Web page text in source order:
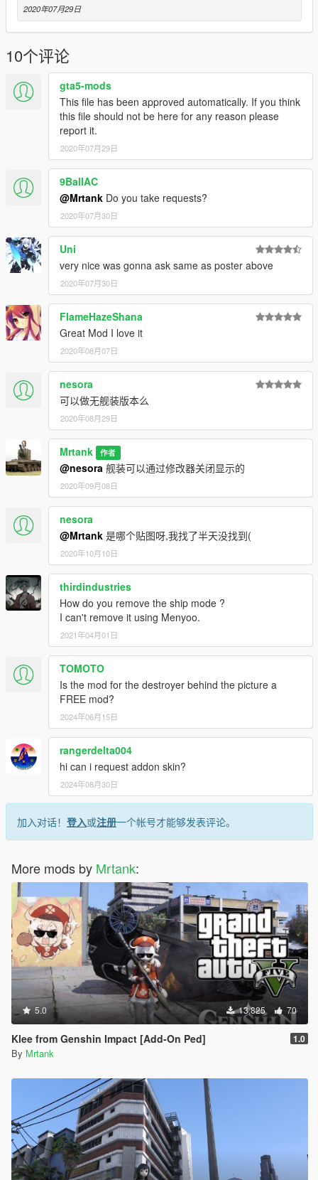
2020年07月29日
10个评论
gta5-mods
This file has been approved automatically. If you think
this file should not be here for any reason please
report it.
2020年07月29日
9BallAC
@Mrtank Do you take requests?
2020年07月30日
Uni
very nice was gonna ask same as poster above
2020年07月30日
FlameHazeShana
Great Mod I love it
2020年08月07日
nesora
可以做无舰装版本么
2020年08月29日
Mrtank 作者
@nesora 舰装可以通过修改器关闭显示的
2020年09月08日
nesora
@Mrtank 是哪个贴图呀,我找了半天没找到(
2020年10月10日
thirdindustries
How do you remove the ship mode ?
I can't remove it using Menyoo.
2021年04月01日
TOMOTO
Is the mod for the destroyer behind the picture a
FREE mod?
2024年06月15日
rangerdelta004
hi can i request addon skin?
2024年08月30日
加入对话！ 登入或注册一个帐号才能够发表评论。
More mods by Mrtank:
5.0 13,825 70
Klee from Genshin Impact [Add-On Ped] 1.0
By Mrtank